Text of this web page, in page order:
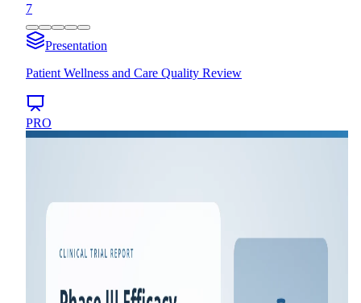
7
Presentation
Patient Wellness and Care Quality Review
PRO